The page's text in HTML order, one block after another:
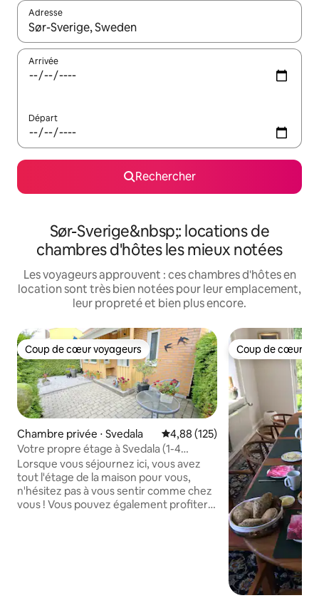
Adresse
Lorsque les résultats s'affichent, utilisez les flèches vers le
Arrivée
Départ
Rechercher
Sør-Sverige&nbsp;: locations de
chambres d'hôtes les mieux notées
Les voyageurs approuvent : ces chambres d'hôtes en
location sont très bien notées pour leur emplacement,
leur propreté et bien plus encore.
Coup de cœur voyageurs
Coup de cœur voyageurs
Chambre privée ⋅ Svedala Évaluation moyenne sur la
4,88 (125)
Votre propre étage à Svedala (1-4
personnes)
Lorsque vous séjournez ici, vous avez
tout l'étage de la maison pour vous,
n'hésitez pas à vous sentir comme chez
vous ! Vous pouvez également profiter
Coup de cœur
Coup de cœur